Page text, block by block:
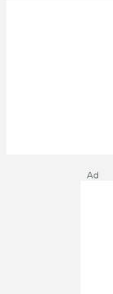
Ad